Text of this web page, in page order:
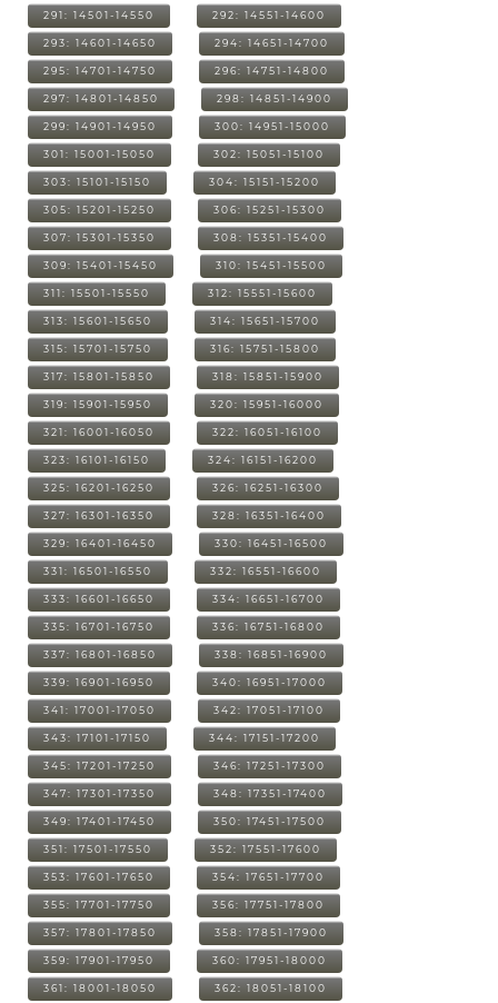
291: 14501-14550 292: 14551-14600
293: 14601-14650 294: 14651-14700
295: 14701-14750 296: 14751-14800
297: 14801-14850 298: 14851-14900
299: 14901-14950 300: 14951-15000
301: 15001-15050 302: 15051-15100
303: 15101-15150 304: 15151-15200
305: 15201-15250 306: 15251-15300
307: 15301-15350 308: 15351-15400
309: 15401-15450 310: 15451-15500
311: 15501-15550 312: 15551-15600
313: 15601-15650 314: 15651-15700
315: 15701-15750 316: 15751-15800
317: 15801-15850 318: 15851-15900
319: 15901-15950 320: 15951-16000
321: 16001-16050 322: 16051-16100
323: 16101-16150 324: 16151-16200
325: 16201-16250 326: 16251-16300
327: 16301-16350 328: 16351-16400
329: 16401-16450 330: 16451-16500
331: 16501-16550 332: 16551-16600
333: 16601-16650 334: 16651-16700
335: 16701-16750 336: 16751-16800
337: 16801-16850 338: 16851-16900
339: 16901-16950 340: 16951-17000
341: 17001-17050 342: 17051-17100
343: 17101-17150 344: 17151-17200
345: 17201-17250 346: 17251-17300
347: 17301-17350 348: 17351-17400
349: 17401-17450 350: 17451-17500
351: 17501-17550 352: 17551-17600
353: 17601-17650 354: 17651-17700
355: 17701-17750 356: 17751-17800
357: 17801-17850 358: 17851-17900
359: 17901-17950 360: 17951-18000
361: 18001-18050 362: 18051-18100